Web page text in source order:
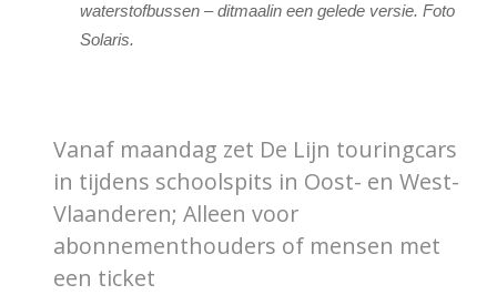
waterstofbussen – ditmaalin een gelede versie. Foto
Solaris.
Vanaf maandag zet De Lijn touringcars
in tijdens schoolspits in Oost- en West-
Vlaanderen; Alleen voor
abonnementhouders of mensen met
een ticket